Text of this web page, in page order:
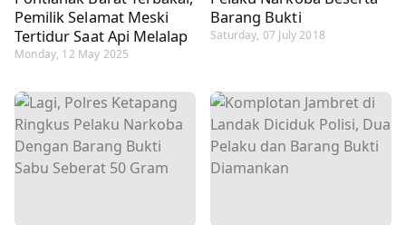
Pemilik Selamat Meski
Tertidur Saat Api Melalap
Monday, 12 May 2025
Barang Bukti
Saturday, 07 July 2018